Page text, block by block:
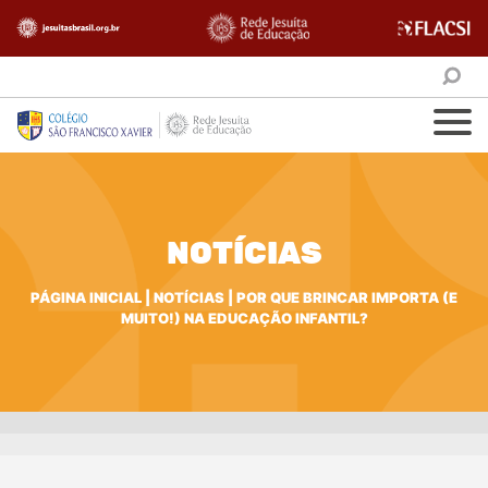
NOTÍCIAS
PÁGINA INICIAL NOTÍCIAS
POR QUE BRINCAR IMPORTA (E
MUITO!) NA EDUCAÇÃO INFANTIL?